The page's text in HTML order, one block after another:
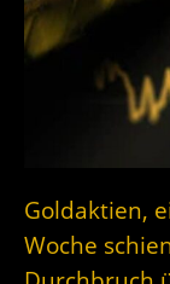
Goldaktien,
Woche